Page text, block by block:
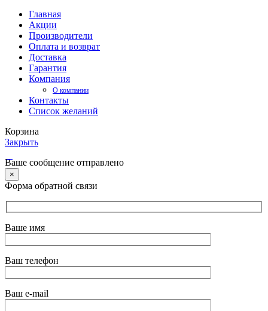
Главная
Акции
Производители
Оплата и возврат
Доставка
Гарантия
Компания
О компании
Контакты
Список желаний
Корзина
Закрыть
Ваше сообщение отправлено
×
Форма обратной связи
Ваше имя
Ваш телефон
Ваш e-mail